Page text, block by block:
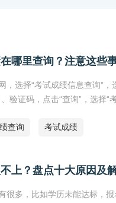
哪里查询？注意这些
，选择“考试成绩信息查询”
验证码，点击“查询”，选择“
查询 考试成绩
上？盘点十大原因及
很多，比如学历未能达标，